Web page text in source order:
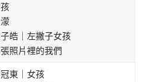
皓｜左撇子女孩
照片裡的我們
東｜女孩